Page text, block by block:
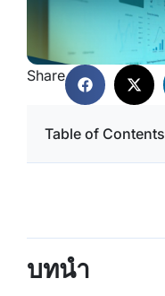
Share
Table of Contents
บทนำ